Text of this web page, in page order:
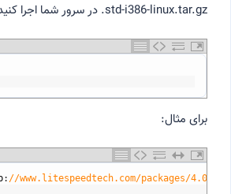
std-i386-linux.tar.gz. در سرور شما اجرا کنید:
برای مثال:
: //www.litespeedtech.com/packages/4.0/